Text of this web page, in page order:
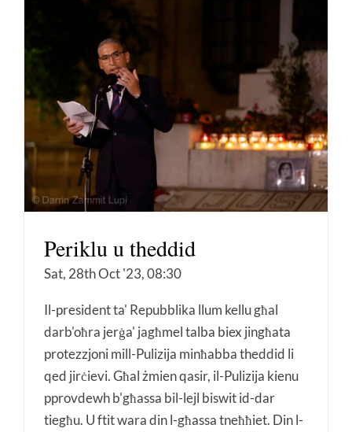
Periklu u theddid
Sat, 28th Oct '23, 08:30
Il-president ta' Repubblika llum kellu għal
darb'oħra jerġa' jagħmel talba biex jingħata
protezzjoni mill-Pulizija minħabba theddid li
qed jirċievi. Għal żmien qasir, il-Pulizija kienu
pprovdewh b'għassa bil-lejl biswit id-dar
tiegħu. U ftit wara din l-għassa tneħħiet. Din l-